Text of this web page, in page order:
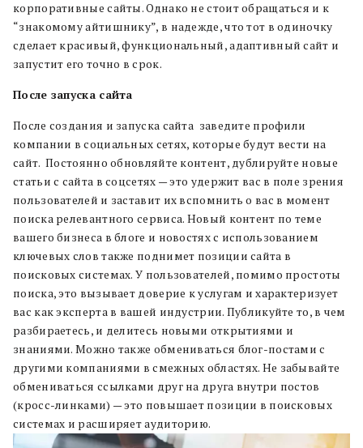
корпоративные сайты. Однако не стоит обращаться и к
“знакомому айтишнику”, в надежде, что тот в одиночку
сделает красивый, функциональный, адаптивный сайт и
запустит его точно в срок.
После запуска сайта
После создания и запуска сайта заведите профили
компании в социальных сетях, которые будут вести на
сайт. Постоянно обновляйте контент, дублируйте новые
статьи с сайта в соцсетях — это удержит вас в поле зрения
пользователей и заставит их вспомнить о вас в момент
поиска релевантного сервиса. Новый контент по теме
вашего бизнеса в блоге и новостях с использованием
ключевых слов также поднимет позиции сайта в
поисковых системах. У пользователей, помимо простоты
поиска, это вызывает доверие к услугам и характеризует
вас как эксперта в вашей индустрии. Публикуйте то, в чем
разбираетесь, и делитесь новыми открытиями и
знаниями. Можно также обмениваться блог-постами с
другими компаниями в смежных областях. Не забывайте
обмениваться ссылками друг на друга внутри постов
(кросс-линками) — это повышает позиции в поисковых
системах и расширяет аудиторию.